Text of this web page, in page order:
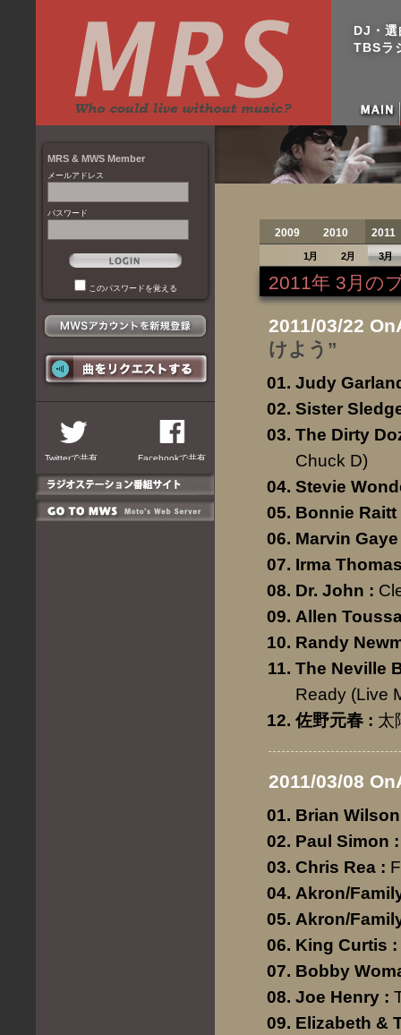
DJ・選
TBSラ
MRS & MWS Member
メールアドレス
パスワード
このパスワードを覚える
Twitterで共有 Facebookで共有
2009 2010 2011
1月 2月 3月
2011年 3月の
2011/03/22
けよう”
Judy
Sister
The Dirty
Chuck D)
Stevie
Bonnie Raitt
Marvin Gaye
Irma
Dr. John :
Allen
Randy
The Neville
Ready (Live
佐野元春 : 太
2011/03/08
Brian Wilson
Paul Simon :
Chris Rea :
Akron/
Akron/
King Curtis :
Bobby
Joe Henry :
Elizabeth &